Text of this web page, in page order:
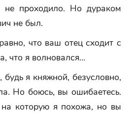
проходило. Но дураком
не был.
что ваш отец сходит с
что я волновался…
я княжной, безусловно,
Но боюсь, вы ошибаетесь.
которую я похожа, но вы